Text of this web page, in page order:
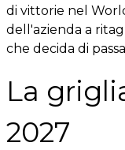
di vittorie nel
dell'azienda a
che decida di
La
2027